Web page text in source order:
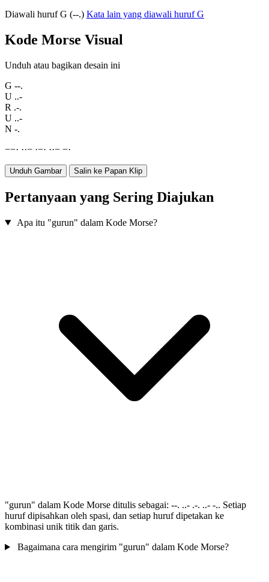
Diawali huruf G (--.) Kata lain yang diawali huruf G
Kode Morse Visual
Unduh atau bagikan desain ini
G --.
U ..-
R .-.
U ..-
N -.
−−· ··− ·−· ··− −·
Unduh Gambar Salin ke Papan Klip
Pertanyaan yang Sering Diajukan
Apa itu "gurun" dalam Kode Morse?
"gurun" dalam Kode Morse ditulis sebagai: --. ..- .-. ..- -.. Setiap
huruf dipisahkan oleh spasi, dan setiap huruf dipetakan ke
kombinasi unik titik dan garis.
Bagaimana cara mengirim "gurun" dalam Kode Morse?